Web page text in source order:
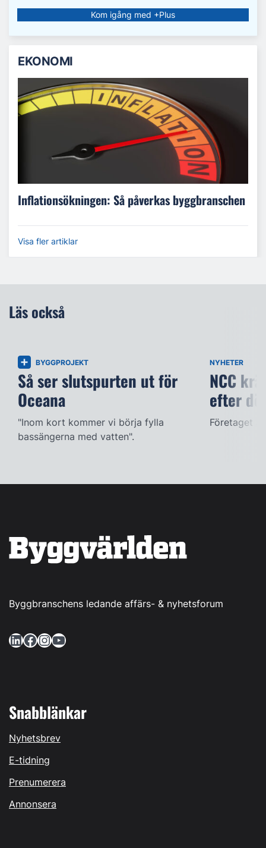
Kom igång med +Plus
EKONOMI
Inflationsökningen: Så påverkas byggbranschen
Visa fler artiklar
Läs också
BYGGPROJEKT
Så ser slutspurten ut för
Oceana
"Inom kort kommer vi börja fylla
bassängerna med vatten".
NYHETER
NCC
efter
Företaget
Byggbranschens ledande affärs- & nyhetsforum
LinkedIn Facebook InstagramYouTube
Snabblänkar
Nyhetsbrev
E-tidning
Prenumerera
Annonsera